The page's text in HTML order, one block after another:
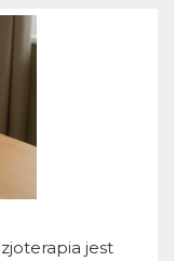
jest